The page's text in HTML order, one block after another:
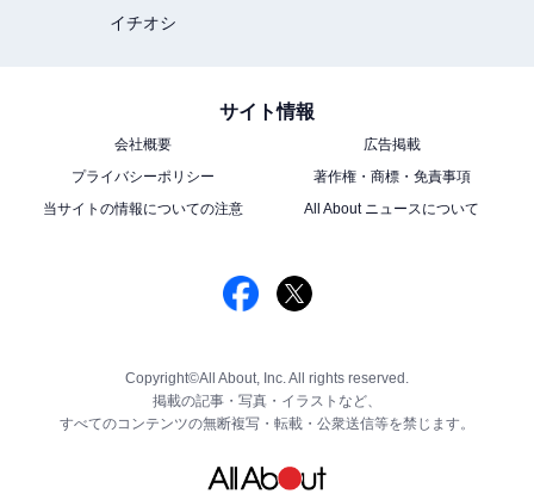
イチオシ
サイト情報
会社概要
広告掲載
プライバシーポリシー
著作権・商標・免責事項
当サイトの情報についての注意
All About ニュースについて
Copyright©All About, Inc. All rights reserved.
掲載の記事・写真・イラストなど、
すべてのコンテンツの無断複写・転載・公衆送信等を禁じます。